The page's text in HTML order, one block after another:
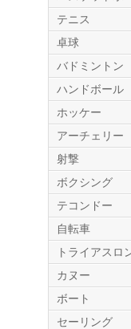
テニス
卓球
バドミントン
ハンドボール
ホッケー
アーチェリー
射撃
ボクシング
テコンドー
自転車
トライアスロ
カヌー
ボート
セーリング
Twitter.com